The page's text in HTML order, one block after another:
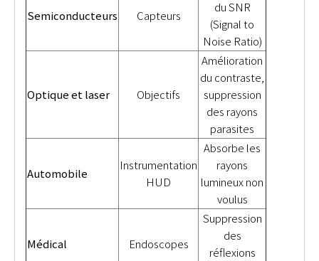
Semiconducteurs Capteurs
du SNR
(Signal to
Noise Ratio)
Optique et laser Objectifs
Amélioration
du contraste,
suppression
des rayons
parasites
Automobile
Instrumentation
HUD
Absorbe les
rayons
lumineux non
voulus
Médical Endoscopes
Suppression
des
réflexions